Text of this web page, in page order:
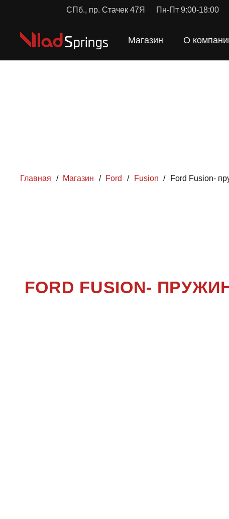
СПб., пр. Стачек 47Я Пн-Пт 9:00-18:00
Магазин О
Главная / Магазин / Ford / Fusion / Ford Fusion-
FORD FUSION-